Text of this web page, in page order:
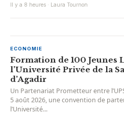
Il y a 8 heures · Laura Tournon
ECONOMIE
Formation de 100 Jeunes
l’Université Privée de la
d’Agadir
Un Partenariat Prometteur entre
5 août 2026, une convention de
l’Université...